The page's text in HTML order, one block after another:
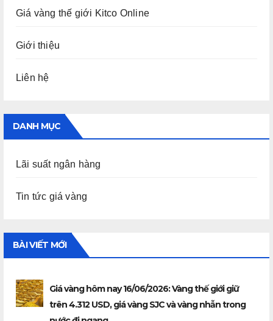
Giá vàng thế giới Kitco Online
Giới thiệu
Liên hệ
DANH MỤC
Lãi suất ngân hàng
Tin tức giá vàng
BÀI VIẾT MỚI
Giá vàng hôm nay 16/06/2026: Vàng thế giới giữ
trên 4.312 USD, giá vàng SJC và vàng nhẫn trong